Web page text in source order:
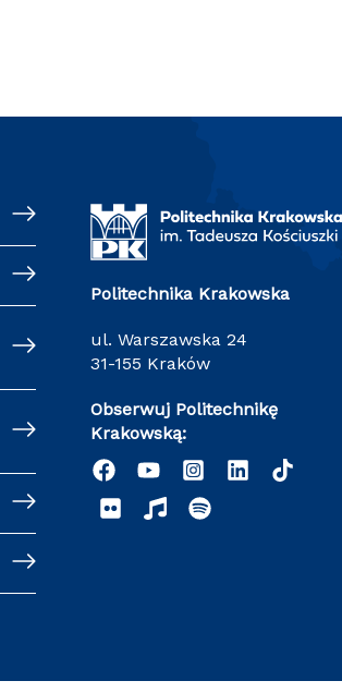
Politechnika Krakowska
ul. Warszawska 24
31-155 Kraków
Obserwuj Politechnikę
Krakowską: